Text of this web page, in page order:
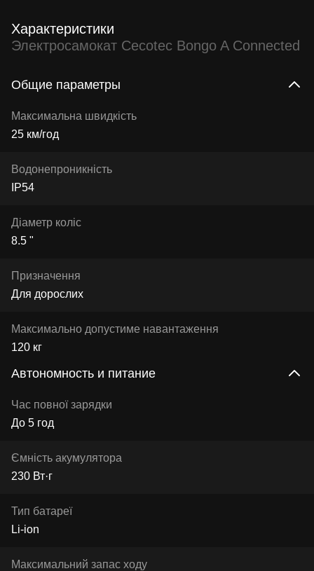
Характеристики
Электросамокат Cecotec Bongo A Connected
Общие параметры
Максимальна швидкість
25 км/год
Водонепроникність
IP54
Діаметр коліс
8.5 "
Призначення
Для дорослих
Максимально допустиме навантаження
120 кг
Автономность и питание
Час повної зарядки
До 5 год
Ємність акумулятора
230 Вт·г
Тип батареї
Li-ion
Максимальний запас ходу